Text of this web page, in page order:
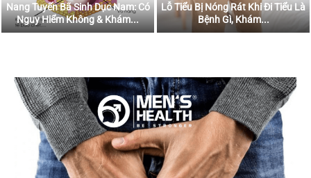
Nang Tuyến Bã Sinh Dục Nam: Có
Nguy Hiểm Không & Khám...
Lỗ Tiểu Bị Nóng Rát Khi Đi Tiểu Là
Bệnh Gì, Khám...